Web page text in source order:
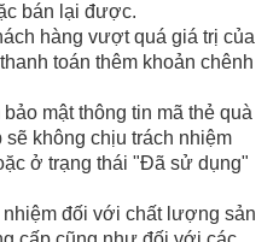
bán lại được.
hàng vượt quá giá trị của
toán thêm khoản chênh
mật thông tin mã thẻ quà
sẽ không chịu trách nhiệm
ở trạng thái "Đã sử dụng"
nhiệm đối với chất lượng sản